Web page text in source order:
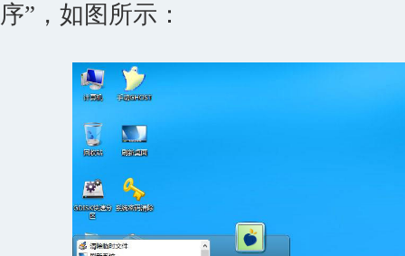
序”，如图所示：